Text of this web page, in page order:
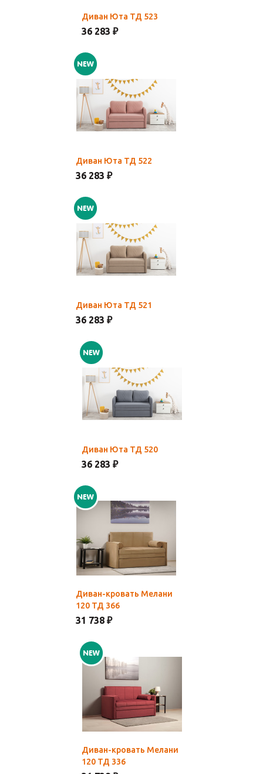
Диван Юта ТД 523
36 283 ₽
Диван Юта ТД 522
36 283 ₽
Диван Юта ТД 521
36 283 ₽
Диван Юта ТД 520
36 283 ₽
Диван-кровать Мелани
120 ТД 366
31 738 ₽
Диван-кровать Мелани
120 ТД 336